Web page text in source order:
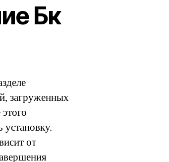
Бк
загруженных
установку.
от